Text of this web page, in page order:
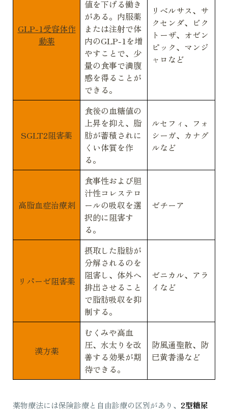
GLP-1受容体作
動薬
値を下げる働き
がある。内服薬
または注射で体
内のGLP-1を増
やすことで、少
量の食事で満腹
感を得ることが
できる。
リベルサス、サ
クセンダ、ビク
トーザ、オゼン
ピック、マンジ
ャロなど
SGLT2阻害薬
食後の血糖値の
上昇を抑え、脂
肪が蓄積されに
くい体質を作
る。
ルセフィ、フォ
シーガ、カナグ
ルなど
高脂血症治療剤
食事性および胆
汁性コレステロ
ールの吸収を選
択的に阻害す
る。
ゼチーア
リパーゼ阻害薬
摂取した脂肪が
分解されるのを
阻害し、体外へ
排出させること
で脂肪吸収を抑
制する。
ゼニカル、アラ
イなど
漢方薬
むくみや高血
圧、水太りを改
善する効果が期
待できる。
防風通聖散、防
已黄耆湯など
薬物療法には保険診療と自由診療の区別があり、 2型糖尿